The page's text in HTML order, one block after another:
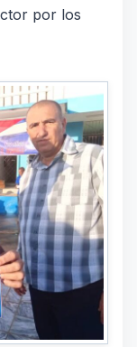
por los